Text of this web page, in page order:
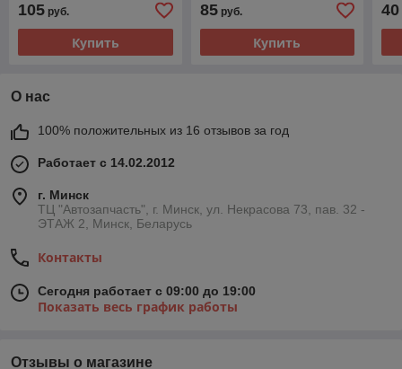
105 руб.
Купить
85руб.
Купить
40
О нас
100% положительных из 16 отзывов за год
Работает с 14.02.2012
г. Минск
ТЦ "Автозапчасть", г. Минск, ул. Некрасова 73, пав. 32 -
ЭТАЖ 2, Минск, Беларусь
Контакты
Сегодня работает с 09:00 до 19:00
Показать весь график работы
Отзывы о магазине